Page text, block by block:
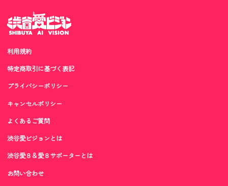
利用規約
特定商取引に基づく表記
プライバシーポリシー
キャンセルポリシー
よくあるご質問
渋谷愛ビジョンとは
渋谷愛８＆愛８サポーターとは
お問い合わせ